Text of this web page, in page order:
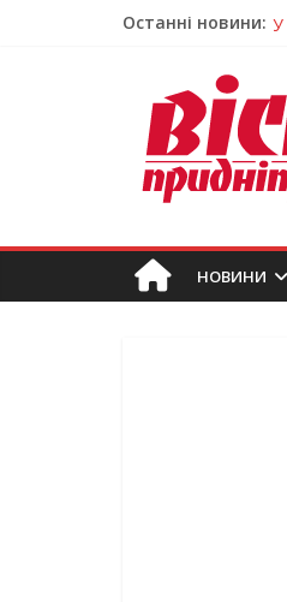
Останні новини: У
НОВИНИ